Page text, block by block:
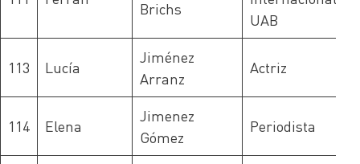
Brichs
UAB
113 Lucía
Jiménez
Arranz
Actriz
114 Elena
Jimenez
Gómez
Periodista